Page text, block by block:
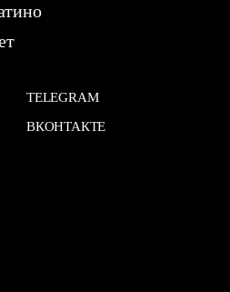
TELEGRAM
ВКОНТАКТЕ